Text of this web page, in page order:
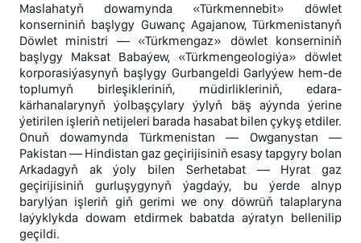
Maslahatyň dowamynda «Türkmennebit» döwlet
konserniniň başlygy Guwanç Agajanow, Türkmenistanyň
Döwlet ministri — «Türkmengaz» döwlet konserniniň
başlygy Maksat Babaýew, «Türkmengeologiýa» döwlet
korporasiýasynyň başlygy Gurbangeldi Garlyýew hem-de
toplumyň birleşikleriniň, müdirlikleriniň, edara-
kärhanalarynyň ýolbaşçylary ýylyň bäş aýynda ýerine
ýetirilen işleriň netijeleri barada hasabat bilen çykyş etdiler.
Onuň dowamynda Türkmenistan — Owganystan —
Pakistan — Hindistan gaz geçirijisiniň esasy tapgyry bolan
Arkadagyň ak ýoly bilen Serhetabat — Hyrat gaz
geçirijisiniň gurluşygynyň ýagdaýy, bu ýerde alnyp
barylýan işleriň giň gerimi we ony döwrüň talaplaryna
laýyklykda dowam etdirmek babatda aýratyn bellenilip
geçildi.